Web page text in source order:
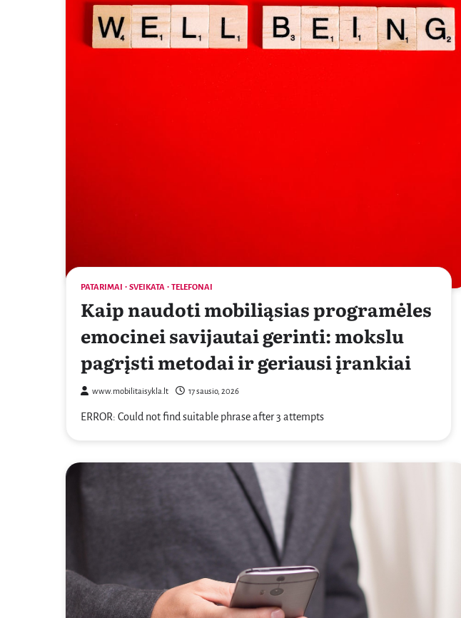
PATARIMAI SVEIKATA TELEFONAI
Kaip naudoti mobiliąsias programėles
emocinei savijautai gerinti: mokslu
pagrįsti metodai ir geriausi įrankiai
www.mobilitaisykla.lt 17 sausio, 2026
ERROR: Could not find suitable phrase after 3 attempts